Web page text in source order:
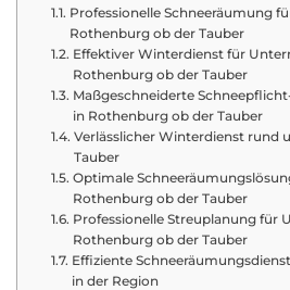
Professionelle Schneeräumung
Rothenburg ob der Tauber
Effektiver Winterdienst für
Rothenburg ob der Tauber
Maßgeschneiderte
in Rothenburg ob der Tauber
Verlässlicher Winterdienst rund
Tauber
Optimale
Rothenburg ob der Tauber
Professionelle Streuplanung für
Rothenburg ob der Tauber
Effiziente
in der Region